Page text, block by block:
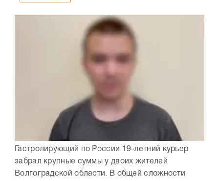
Гастролирующий по России 19-летний курьер
забрал крупные суммы у двоих жителей
Волгоградской области. В общей сложности